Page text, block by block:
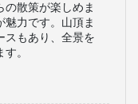
の散策が楽しめま
魅力です。山頂ま
スもあり、全景を
。